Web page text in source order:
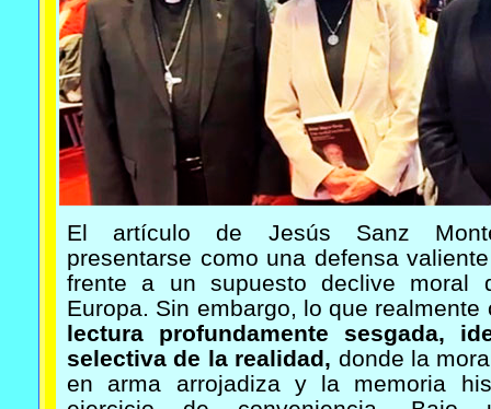
El artículo de Jesús Sanz
presentarse como una defensa
frente a un supuesto declive moral
Europa. Sin embargo, lo que realmente
lectura profundamente sesgada,
selectiva de la realidad, donde la
en arma arrojadiza y la memoria